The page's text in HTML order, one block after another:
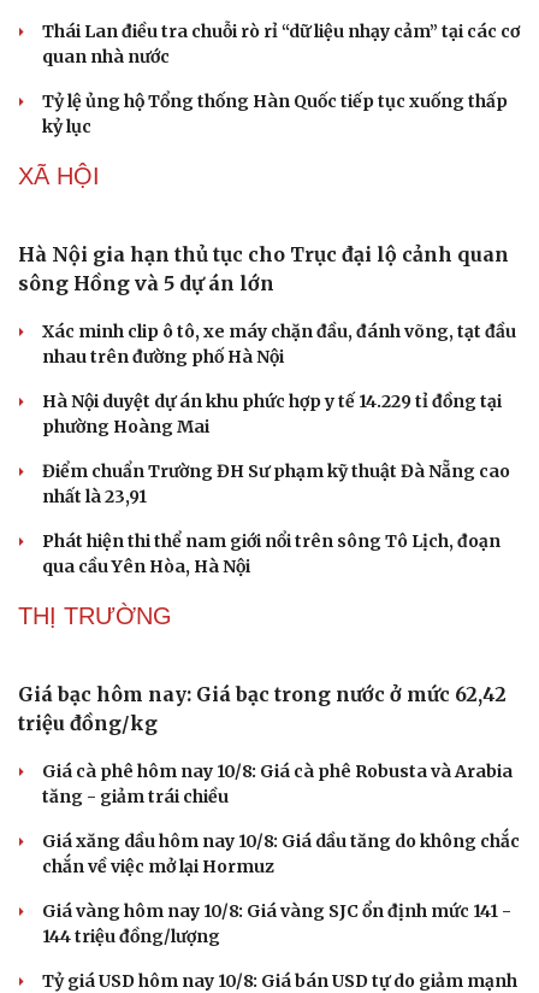
Doanh nghiệp 24h
Doanh nhân
Tin Công nghệ
Thái Lan điều tra chuỗi rò rỉ “dữ liệu nhạy cảm” tại các cơ
quan nhà nước
Tỷ lệ ủng hộ Tổng thống Hàn Quốc tiếp tục xuống thấp
kỷ lục
XÃ HỘI
Hà Nội gia hạn thủ tục cho Trục đại lộ cảnh quan
sông Hồng và 5 dự án lớn
nhau trên đường phố Hà Nội
phường Hoàng Mai
Điểm chuẩn Trường ĐH Sư phạm kỹ thuật Đà Nẵng cao
Phát hiện thi thể nam giới nổi trên sông Tô Lịch, đoạn
THỊ TRƯỜNG